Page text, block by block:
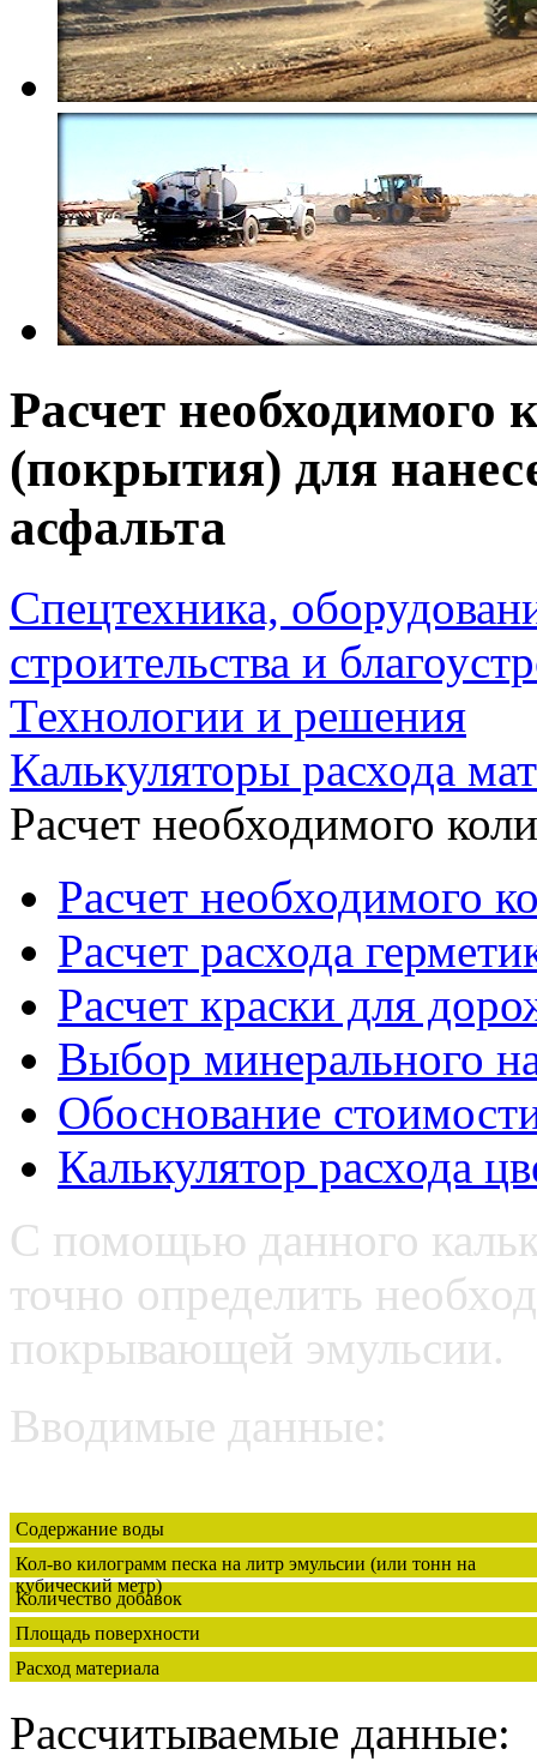
Расчет необходимого
(покрытия) для
асфальта
Спецтехника,
строительства и
Технологии и решения
Калькуляторы расхода
Расчет необходимого
Расчет необходимого
Расчет расхода
Расчет краски для
Выбор минерального
Обоснование
Калькулятор расхода
С помощью данного
точно определить
покрывающей эмульсии.
Вводимые данные:
Содержание воды
Кол-во килограмм песка на литр эмульсии (или тонн на
кубический метр)
Количество добавок
Площадь поверхности
Расход материала
Рассчитываемые данные: